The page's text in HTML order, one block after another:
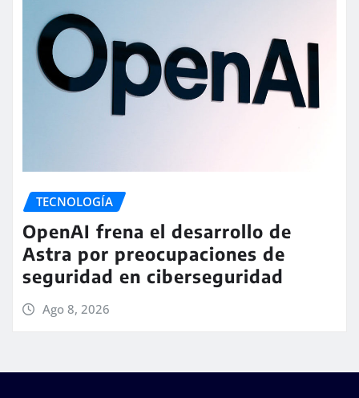
TECNOLOGÍA
OpenAI frena el desarrollo de
Astra por preocupaciones de
seguridad en ciberseguridad
Ago 8, 2026